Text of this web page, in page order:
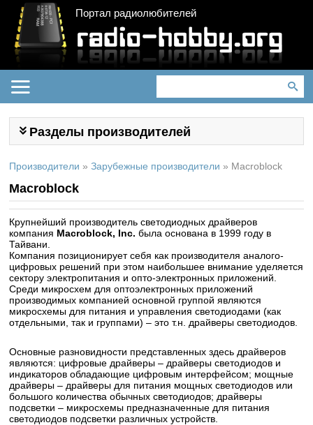
Портал радиолюбителей
Разделы производителей
Производители » Зарубежные производители » Macroblock
Macroblock
Крупнейший производитель светодиодных драйверов
компания Macroblock, Inc. была основана в 1999 году в
Тайвани.
Компания позиционирует себя как производителя аналого-
цифровых решений при этом наибольшее внимание уделяется
сектору электропитания и опто-электронных приложений.
Среди микросхем для оптоэлектронных приложений
производимых компанией основной группой являются
микросхемы для питания и управления светодиодами (как
отдельными, так и группами) – это т.н. драйверы светодиодов.
Основные разновидности представленных здесь драйверов
являются: цифровые драйверы – драйверы светодиодов и
индикаторов обладающие цифровым интерфейсом; мощные
драйверы – драйверы для питания мощных светодиодов или
большого количества обычных светодиодов; драйверы
подсветки – микросхемы предназначенные для питания
светодиодов подсветки различных устройств.